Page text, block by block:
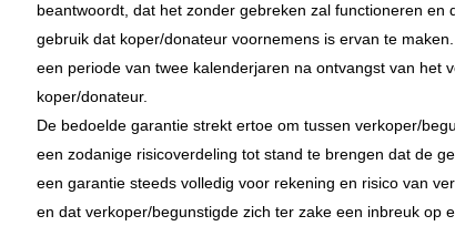
beantwoordt, dat het zonder gebreken zal functioneren en
gebruik dat koper/donateur voornemens is ervan te
een periode van twee kalenderjaren na ontvangst van het
koper/donateur.
De bedoelde garantie strekt ertoe om tussen verkoper/
een zodanige risicoverdeling tot stand te brengen dat de
een garantie steeds volledig voor rekening en risico van
en dat verkoper/begunstigde zich ter zake een inbreuk op